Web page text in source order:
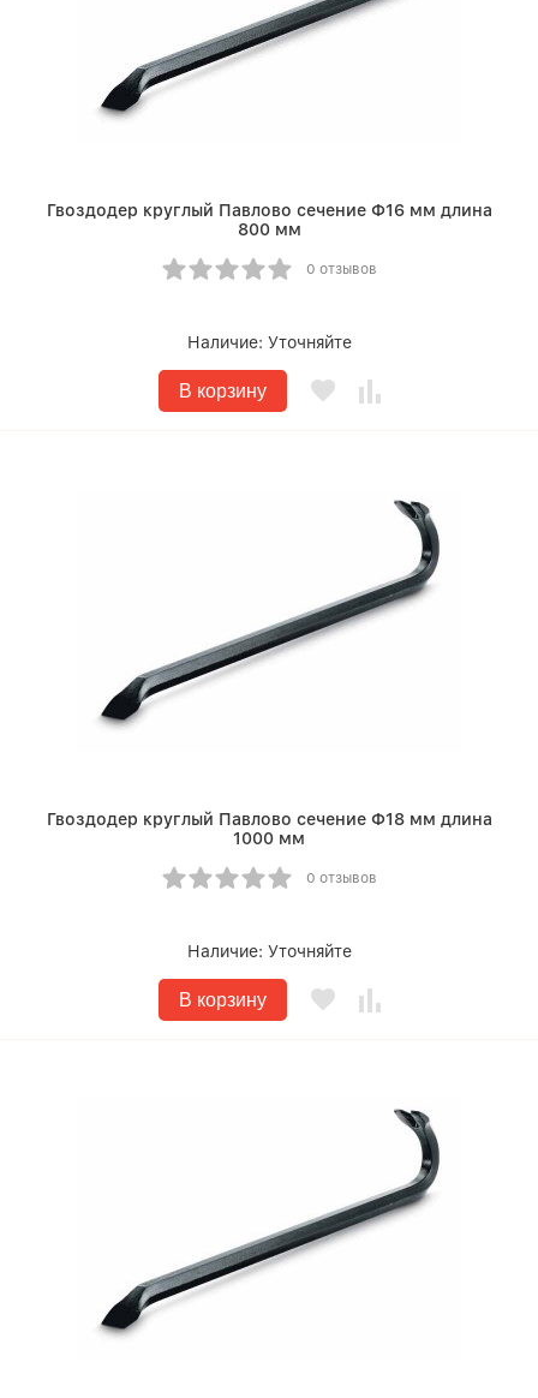
Гвоздодер круглый Павлово сечение Ф16 мм длина
800 мм
0 отзывов
Наличие: Уточняйте
В корзину
Гвоздодер круглый Павлово сечение Ф18 мм длина
1000 мм
0 отзывов
Наличие: Уточняйте
В корзину